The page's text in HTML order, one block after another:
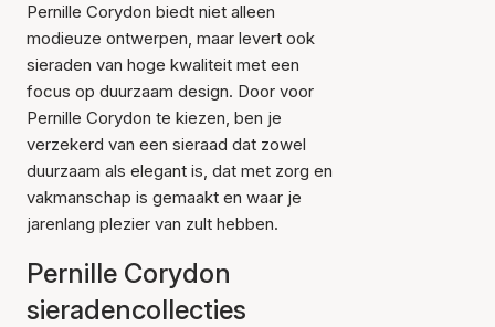
Pernille Corydon biedt niet alleen
modieuze ontwerpen, maar levert ook
sieraden van hoge kwaliteit met een
focus op duurzaam design. Door voor
Pernille Corydon te kiezen, ben je
verzekerd van een sieraad dat zowel
duurzaam als elegant is, dat met zorg en
vakmanschap is gemaakt en waar je
jarenlang plezier van zult hebben.
Pernille Corydon
sieradencollecties